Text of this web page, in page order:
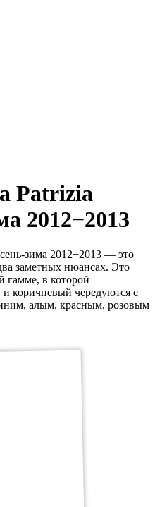
Patrizia
2012−2013
зима 2012−2013 — это
заметных нюансах. Это
гамме, в которой
коричневый чередуются с
алым, красным, розовым